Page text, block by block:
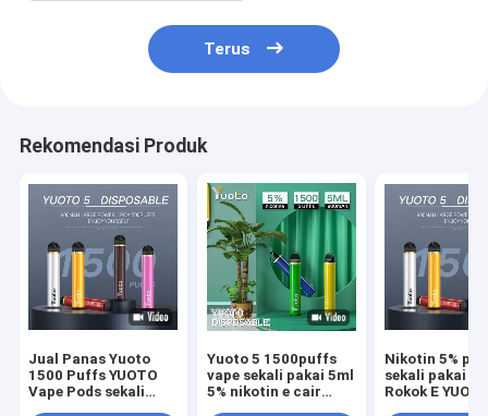
Terus
Rekomendasi Produk
Jual Panas Yuoto
1500 Puffs YUOTO
Vape Pods sekali
Yuoto 5 1500puffs
vape sekali pakai 5ml
5% nikotin e cair
Nikotin 5%
sekali pakai
Rokok E